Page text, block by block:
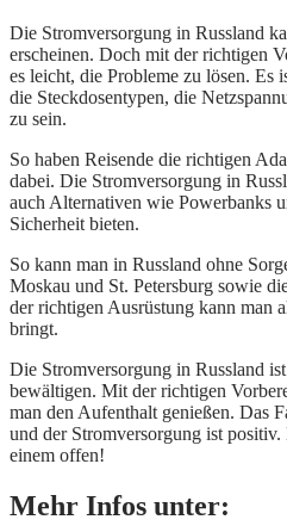
Die Stromversorgung in Russland
erscheinen. Doch mit der richtigen
es leicht, die Probleme zu lösen. Es
die Steckdosentypen, die
zu sein.
So haben Reisende die richtigen
dabei. Die Stromversorgung in
auch Alternativen wie Powerbanks
Sicherheit bieten.
So kann man in Russland ohne
Moskau und St. Petersburg sowie
der richtigen Ausrüstung kann man
bringt.
Die Stromversorgung in Russland
bewältigen. Mit der richtigen
man den Aufenthalt genießen. Das
und der Stromversorgung ist positiv.
einem offen!
Mehr Infos unter: